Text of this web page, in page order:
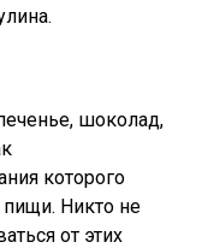
шоколад,
которого
Никто не
от этих